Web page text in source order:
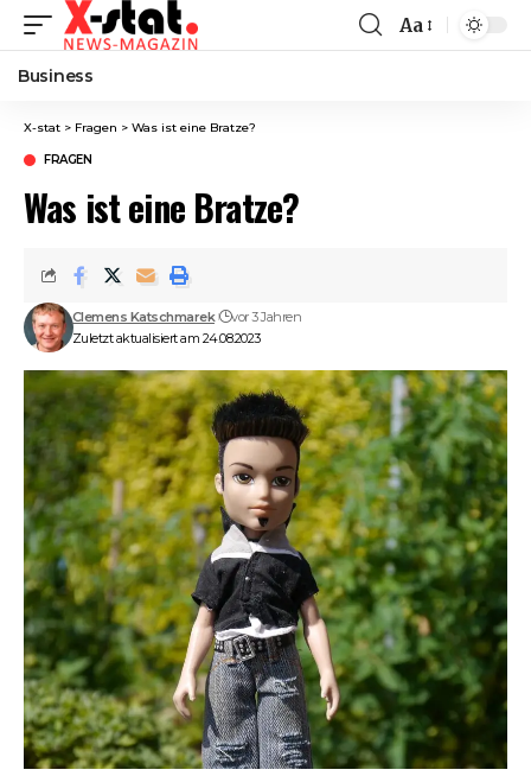
Font
Aa
Business
X-stat > Fragen > Was ist eine Bratze?
FRAGEN
Was ist eine Bratze?
Zuletzt aktualisiert am 24.08.2023
Clemens Katschmarek vor 3 Jahren